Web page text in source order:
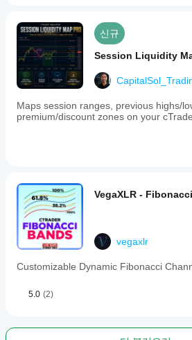
신규
Session Liquidity
Maps session ranges, previous highs/
premium/discount zones on your
VegaXLR -
vegaxlr
Customizable Dynamic Fibonacci
5.0 (2)